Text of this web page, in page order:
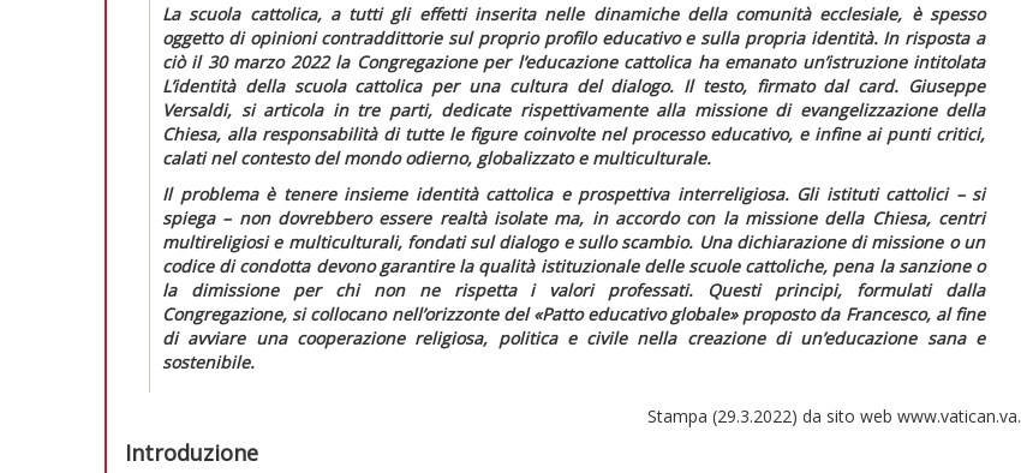
La scuola cattolica, a tutti gli effetti inserita nelle dinamiche della comunità ecclesiale, è spesso
oggetto di opinioni contraddittorie sul proprio profilo educativo e sulla propria identità. In risposta a
ciò il 30 marzo 2022 la Congregazione per l’educazione cattolica ha emanato un’istruzioneintitolata
L’identità della scuola cattolica per una cultura del dialogo. Il testo, firmato dal card. Giuseppe
Versaldi, si articola in tre parti, dedicate rispettivamente alla missione di evangelizzazione della
Chiesa, alla responsabilità di tutte le figure coinvolte nel processo educativo, e infine ai punti critici,
calati nel contesto del mondo odierno, globalizzato e multiculturale.
Il problema è tenere insieme identità cattolica e prospettiva interreligiosa. Gli istituti cattolici – si
spiega – non dovrebbero essere realtà isolate ma, in accordo con la missione della Chiesa, centri
multireligiosi e multiculturali, fondati sul dialogo e sullo scambio. Una dichiarazione di missione o un
codice di condotta devono garantire la qualità istituzionale delle scuole cattoliche, pena la sanzione o
la dimissione per chi non ne rispetta i valori professati. Questi principi, formulati dalla
Congregazione, si collocano nell’orizzonte del «Patto educativo globale» proposto da Francesco, al fine
di avviare una cooperazione religiosa, politica e civile nella creazione di un’educazione sana e
sostenibile.
Stampa (29.3.2022) da sito web www.vatican.va.
Introduzione